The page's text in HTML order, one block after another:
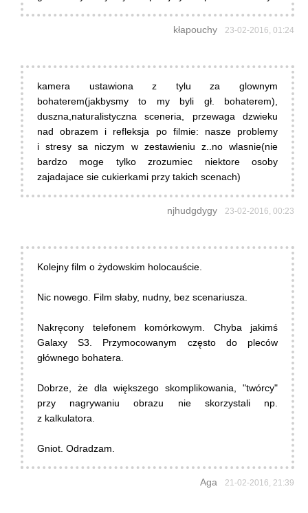
kłapouchy 23-02-2016, 01:24
kamera ustawiona z tylu za glownym
bohaterem(jakbysmy to my byli gł. bohaterem),
duszna,naturalistyczna sceneria, przewaga dzwieku
nad obrazem i refleksja po filmie: nasze problemy
i stresy sa niczym w zestawieniu z..no wlasnie(nie
bardzo moge tylko zrozumiec niektore osoby
zajadajace sie cukierkami przy takich scenach)
njhudgdygy 23-02-2016, 00:23
Kolejny film o żydowskim holocauście.
Nic nowego. Film słaby, nudny, bez scenariusza.
Nakręcony telefonem komórkowym. Chyba jakimś
Galaxy S3. Przymocowanym często do pleców
głównego bohatera.
Dobrze, że dla większego skomplikowania, "twórcy"
przy nagrywaniu obrazu nie skorzystali np.
z kalkulatora.
Gniot. Odradzam.
Aga 21-02-2016, 21:39